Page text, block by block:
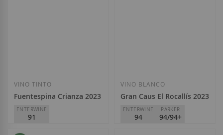
VINO TINTO
Fuentespina Crianza 2023
ENTERWINE
91
VINO BLANCO
Gran Caus El Rocallís 2023
ENTERWINE
94
PARKER
94/94+